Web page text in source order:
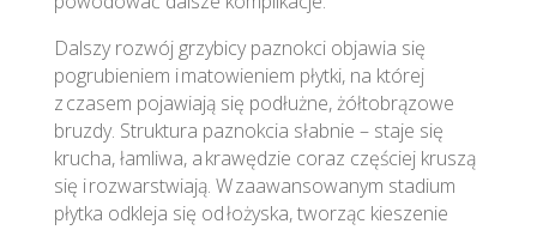
Dalszy rozwój grzybicy paznokci objawia się
pogrubieniem i matowieniem płytki, na której
z czasem pojawiają się podłużne, żółtobrązowe
bruzdy. Struktura paznokcia słabnie – staje się
krucha, łamliwa, a krawędzie coraz częściej kruszą
się i rozwarstwiają. W zaawansowanym stadium
płytka odkleja się od łożyska, tworząc kieszenie